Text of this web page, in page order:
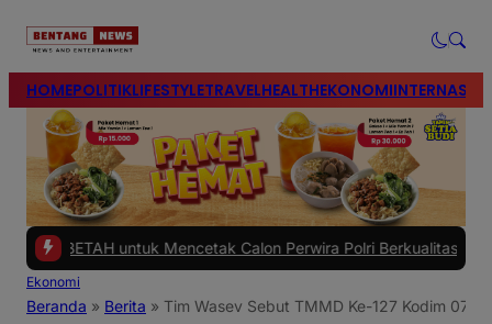
HOMEPOLITIKLIFESTYLETRAVELHEALTHEKONOMI
untuk Mencetak Calon Perwira Polri Berkualitas |#2 -Polres
Ekonomi
Beranda » Berita » Tim Wasev Sebut TMMD Ke-127 Kodim